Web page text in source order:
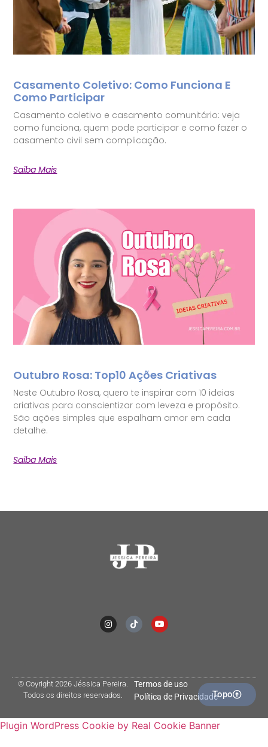
Casamento Coletivo: Como Funciona E
Como Participar
Casamento coletivo e casamento comunitário: veja
como funciona, quem pode participar e como fazer o
casamento civil sem complicação.
Saiba Mais
Outubro Rosa: Top10 Ações Criativas
Neste Outubro Rosa, quero te inspirar com 10 ideias
criativas para conscientizar com leveza e propósito.
São ações simples que espalham amor em cada
detalhe.
Saiba Mais
© Coyright 2026 Jéssica Pereira.
Todos os direitos reservados.
Termos de uso
Política de PrivacidadeTopo
Plugin WordPress Cookie by Real Cookie Banner